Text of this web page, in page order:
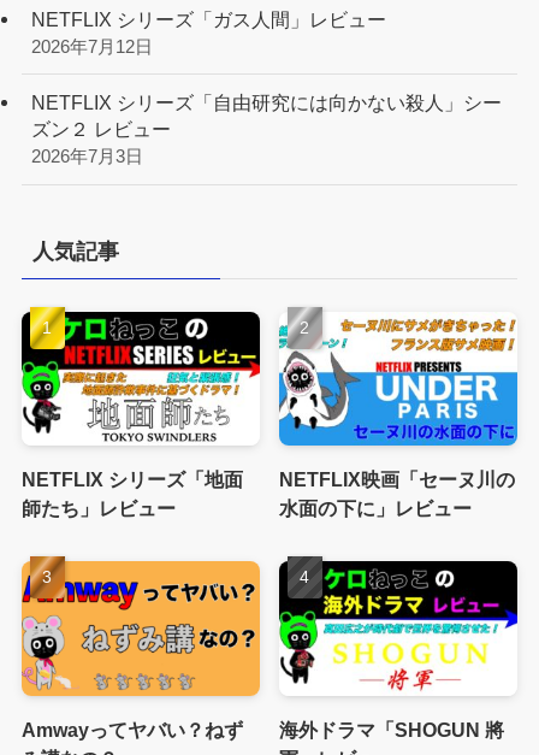
NETFLIX シリーズ「ガス人間」レビュー
2026年7月12日
NETFLIX シリーズ「自由研究には向かない殺人」シー
ズン２ レビュー
2026年7月3日
人気記事
NETFLIX シリーズ「地面
師たち」レビュー
NETFLIX映画「セーヌ川の
水面の下に」レビュー
Amwayってヤバい？ねず
海外ドラマ「SHOGUN 將